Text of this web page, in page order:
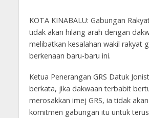
KOTA KINABALU: Gabungan
tidak akan hilang arah dengan
melibatkan kesalahan wakil rakyat
berkenaan baru-baru ini.
Ketua Penerangan GRS Datuk
berkata, jika dakwaan terbabit
merosakkan imej GRS, ia tidak
komitmen gabungan itu untuk